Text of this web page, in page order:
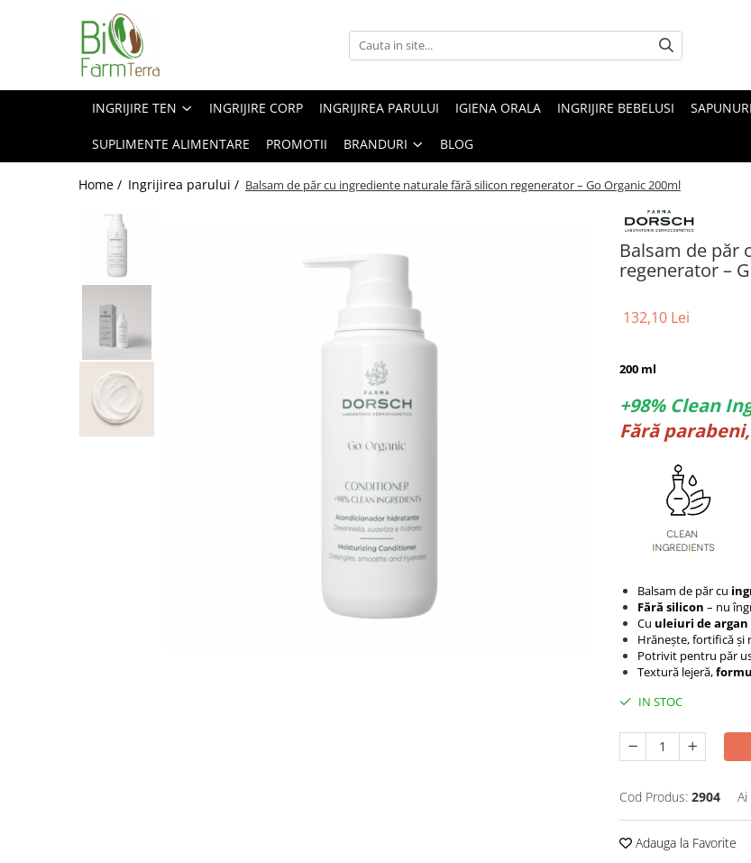
Ingrijire ten
Protectie solara
Branduri
Officina Naturae
Santo Volcano Spa
INGRIJIRE TEN INGRIJIRE CORP INGRIJIREA PARULUI IGIENA ORALA INGRIJIRE BEBELUSI SAPUNURI
SUPLIMENTE ALIMENTARE PROMOTII BRANDURI BLOG
Home / Ingrijirea parului / Balsam de păr cu ingrediente naturale fără silicon regenerator – Go Organic 200ml
Balsam de păr
regenerator –
132,10 Lei
200 ml
+98% Clean
Fără
Balsam de păr cu
Fără silicon – nu
Cu uleiuri de
Hrănește, fortifică și
Potrivit pentru păr
Textură lejeră,
IN STOC
Cod Produs: 2904
Adauga la Favorite